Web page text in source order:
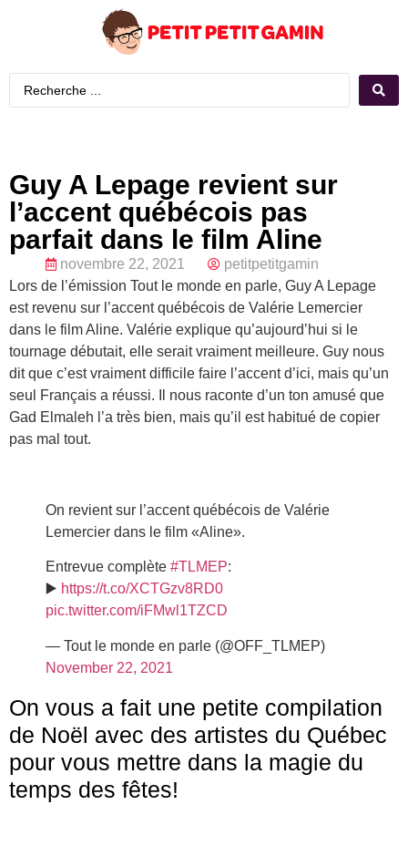
Guy A Lepage revient sur
l’accent québécois pas
parfait dans le film Aline
novembre 22, 2021
petitpetitgamin
Lors de l’émission Tout le monde en parle, Guy A Lepage
est revenu sur l’accent québécois de Valérie Lemercier
dans le film Aline. Valérie explique qu’aujourd’hui si le
tournage débutait, elle serait vraiment meilleure. Guy nous
dit que c’est vraiment difficile faire l’accent d’ici, mais qu’un
seul Français a réussi. Il nous raconte d’un ton amusé que
Gad Elmaleh l’a très bien, mais qu’il est habitué de copier
pas mal tout.
On revient sur l’accent québécois de Valérie
Lemercier dans le film «Aline».
Entrevue complète #TLMEP:
▶️ https://t.co/XCTGzv8RD0
pic.twitter.com/iFMwl1TZCD
— Tout le monde en parle (@OFF_TLMEP)
November 22, 2021
On vous a fait une petite compilation
de Noël avec des artistes du Québec
pour vous mettre dans la magie du
temps des fêtes!